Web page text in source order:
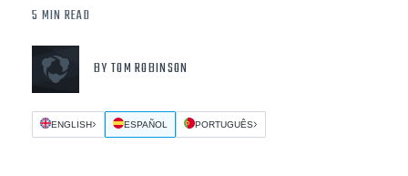
ENGLISH ESPAÑOL PORTUGUÊS
5 MIN READ
BY TOM ROBINSON